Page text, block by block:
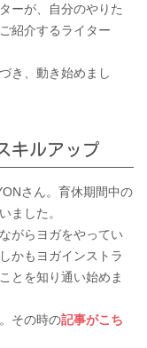
ーが、自分のやりた
紹介するライター
き、動き始めまし
キルアップ
さん。育休期間中の
ました。
がらヨガをやってい
かもヨガインストラ
とを知り通い始めま
その時の記事がこち